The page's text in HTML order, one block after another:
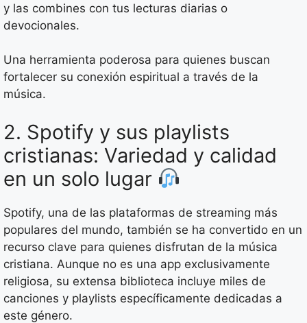
y las combines con tus lecturas diarias o
devocionales.
Una herramienta poderosa para quienes buscan
fortalecer su conexión espiritual a través de la
música.
2. Spotify y sus playlists
cristianas: Variedad y calidad
en un solo lugar
Spotify, una de las plataformas de streaming más
populares del mundo, también se ha convertido en un
recurso clave para quienes disfrutan de la música
cristiana. Aunque no es una app exclusivamente
religiosa, su extensa biblioteca incluye miles de
canciones y playlists específicamente dedicadas a
este género.